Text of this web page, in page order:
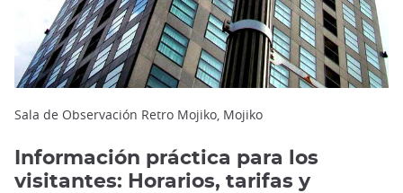
Sala de Observación Retro Mojiko, Mojiko
Información práctica para los
visitantes: Horarios, tarifas y